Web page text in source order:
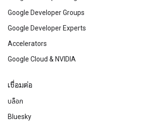
Google Developer Groups
Google Developer Experts
Accelerators
Google Cloud & NVIDIA
เชื่อมต่อ
บล็อก
Bluesky